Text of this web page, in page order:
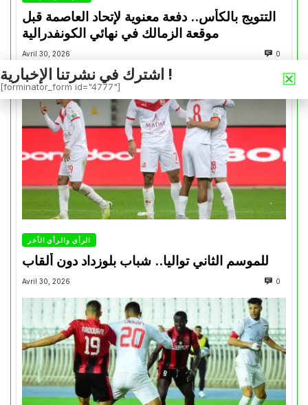
التتويج بالكأس.. دفعة معنوية لإتحاد العاصمة قبل
موقعة الزمالك في نهائي الكونفدرالية
Avril 30, 2026 0
الرأي والرأي الأخر
للموسم الثاني تواليا.. شباب بلوزداد دون ألقاب
Avril 30, 2026 0
اشترك في نشرتنا الإخبارية !
[forminator_form id="4777"]